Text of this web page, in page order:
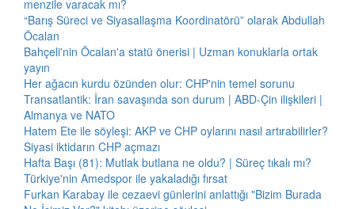
menzile varacak mı?
“Barış Süreci ve Siyasallaşma Koordinatörü” olarak Abdullah
Öcalan
Bahçeli'nin Öcalan'a statü önerisi | Uzman konuklarla ortak
yayın
Her ağacın kurdu özünden olur: CHP'nin temel sorunu
Transatlantik: İran savaşında son durum | ABD-Çin ilişkileri |
Almanya ve NATO
Hatem Ete ile söyleşi: AKP ve CHP oylarını nasıl artırabilirler?
Siyasi iktidarın CHP açmazı
Hafta Başı (81): Mutlak butlana ne oldu? | Süreç tıkalı mı?
Türkiye'nin Amedspor ile yakaladığı fırsat
Furkan Karabay ile cezaevi günlerini anlattığı "Bizim Burada